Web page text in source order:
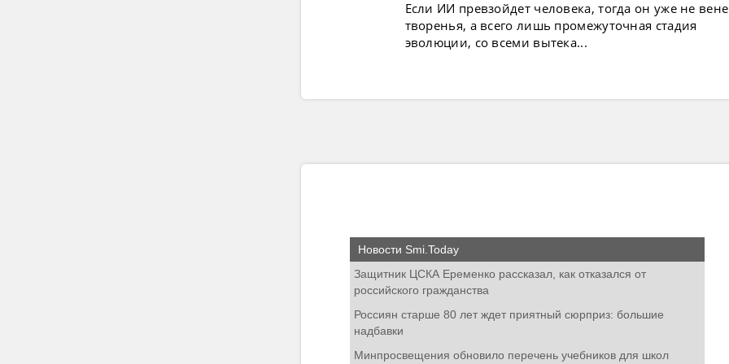
Если ИИ превзойдет человека, тогда он уже не
творенья, а всего лишь промежуточная стадия
эволюции, со всеми вытека...